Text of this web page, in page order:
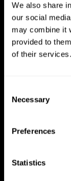
We also share
our social
may combine it
provided to
of their services.
Selection
Necessary
Preferences
Statistics